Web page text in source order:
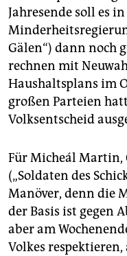
Jahresende soll es
Gälen“) dann noch
rechnen mit
Haushaltsplans im
großen Parteien
Volksentscheid
Für Micheál Martin,
(„Soldaten des
Manöver, denn die
der Basis ist gegen
aber am
Volkes